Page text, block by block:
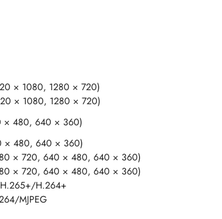
× 1080, 1280 × 720)
× 1080, 1280 × 720)
× 480, 640 × 360)
× 480, 640 × 360)
× 720, 640 × 480, 640 × 360)
× 720, 640 × 480, 640 × 360)
H.264+
MJPEG